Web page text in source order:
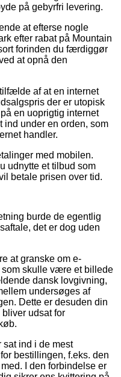
på gebyrfri levering.
at efterse nogle
efter rabat på Mountain
forinden du færdiggør
at opnå den
af at en internet
der er utopisk
en uoprigtig internet
under en orden, som
handler.
med mobilen.
udnytte et tilbud som
betale prisen over tid.
burde de egentlig
det er dog uden
at granske om e-
skulle være et billede
dansk lovgivning,
undersøges af
Dette er desuden din
udsat for
sat ind i de mest
bestillingen, f.eks. den
I den forbindelse er